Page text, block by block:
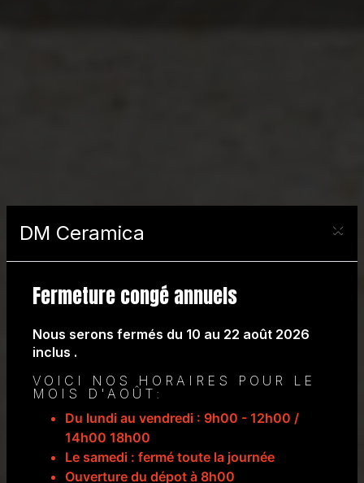
DM Ceramica ×
Fermeture congé annuels
Nous serons fermés du 10 au 22 août 2026
inclus .
VOICI NOS HORAIRES POUR LE
MOIS D'AOÛT:
Du lundi au vendredi : 9h00 - 12h00 /
14h00 18h00
Le samedi : fermé toute la journée
Ouverture du dépot à 8h00